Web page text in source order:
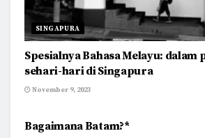
SINGAPURA
Spesialnya Bahasa Melayu: dalam
sehari-hari di Singapura
November 9, 2023
Bagaimana Batam?*